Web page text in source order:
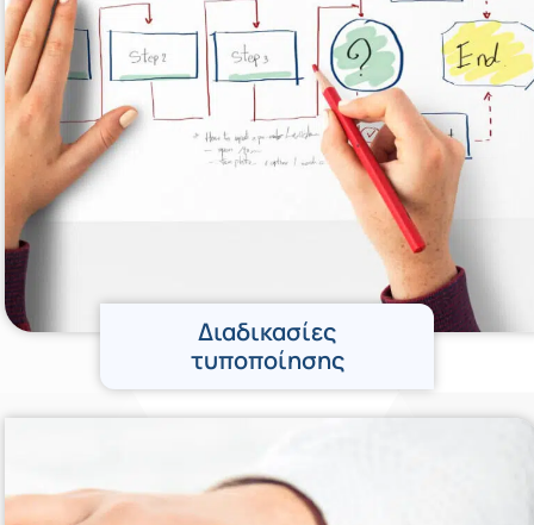
Διαδικασίες
τυποποίησης